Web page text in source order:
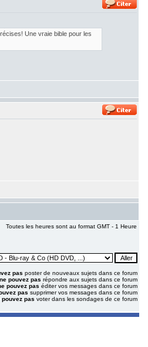
Une vraie bible pour les
Toutes les heures sont au format GMT - 1 Heure
pas poster de nouveaux sujets dans ce forum
ne pouvez pas répondre aux sujets dans ce forum
pouvez pas éditer vos messages dans ce forum
pas supprimer vos messages dans ce forum
pouvez pas voter dans les sondages de ce forum